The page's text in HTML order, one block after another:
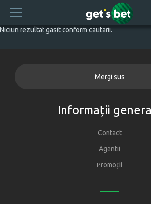
Niciun rezultat gasit conform cautarii.
Mergi sus
Informații
Contact
Agentii
Promoții